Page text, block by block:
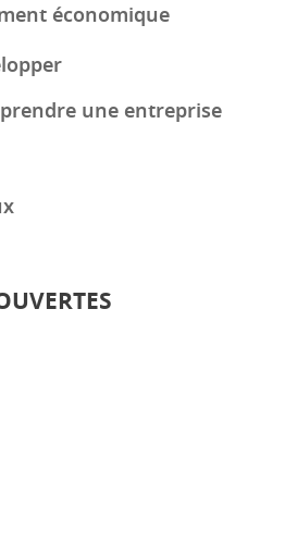
économique
une entreprise